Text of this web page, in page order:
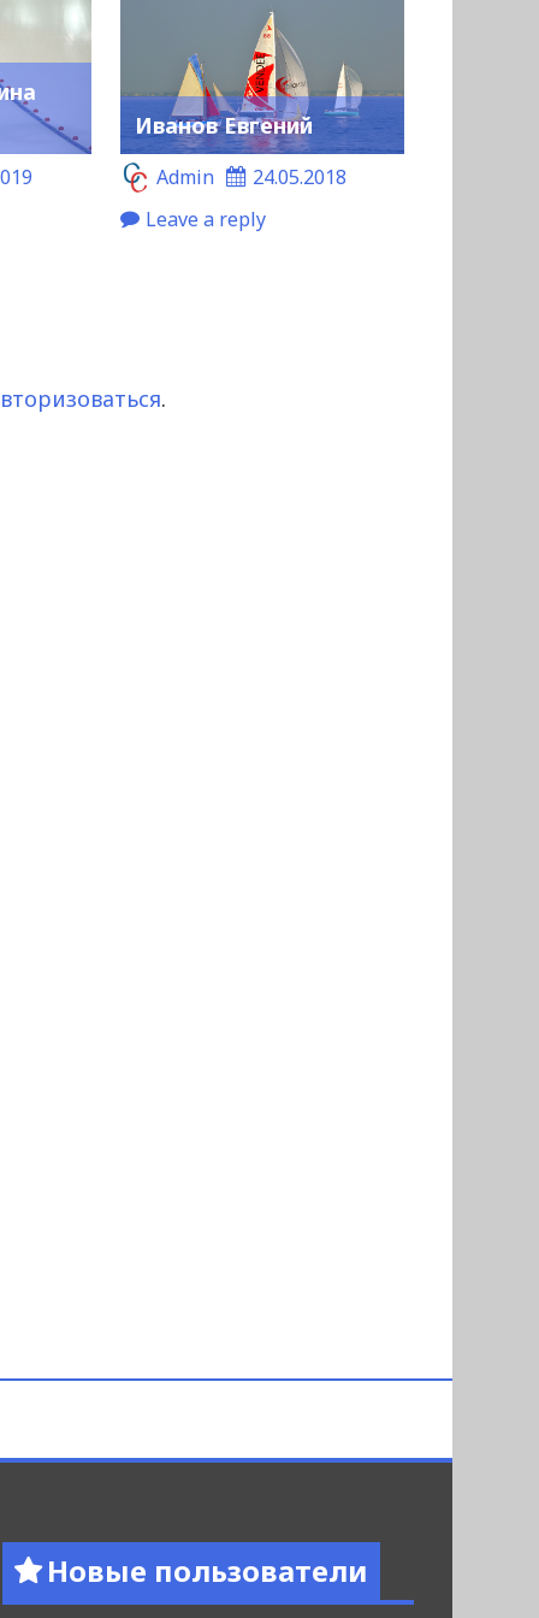
Иванов Евгений
Admin
24.05.2018
Leave a reply
.
Новые пользователи